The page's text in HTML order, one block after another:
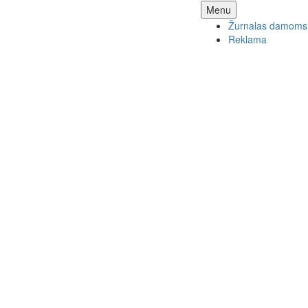
Menu Skip
to
content
Žurnalas damoms
Reklama